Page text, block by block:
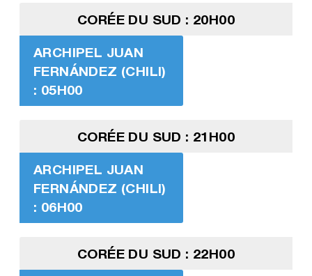
CORÉE DU SUD : 20H00
ARCHIPEL JUAN
FERNÁNDEZ (CHILI)
: 05H00
CORÉE DU SUD : 21H00
ARCHIPEL JUAN
FERNÁNDEZ (CHILI)
: 06H00
CORÉE DU SUD : 22H00